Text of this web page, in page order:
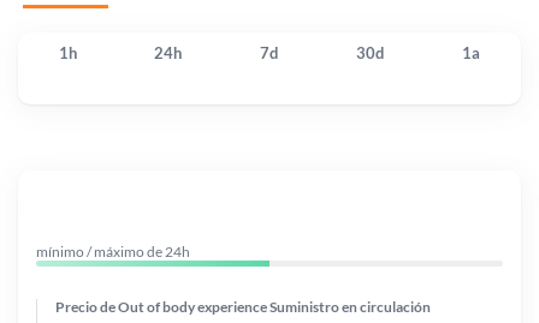
1h 24h 7d 30d 1a
mínimo / máximo de 24h
Precio de Out of body experienceSuministro en circulación